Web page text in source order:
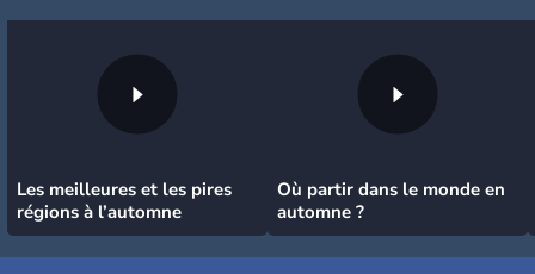
Les meilleures et les pires
régions à l’automne
Où partir dans le monde en
automne ?